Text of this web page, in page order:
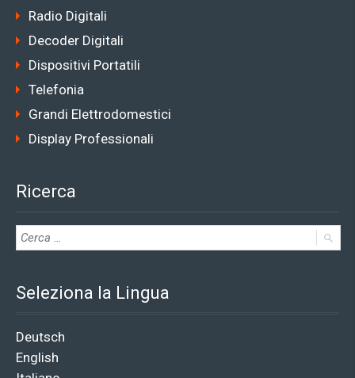
Radio Digitali
Decoder Digitali
Dispositivi Portatili
Telefonia
Grandi Elettrodomestici
Display Professionali
Ricerca
Seleziona la Lingua
Deutsch
English